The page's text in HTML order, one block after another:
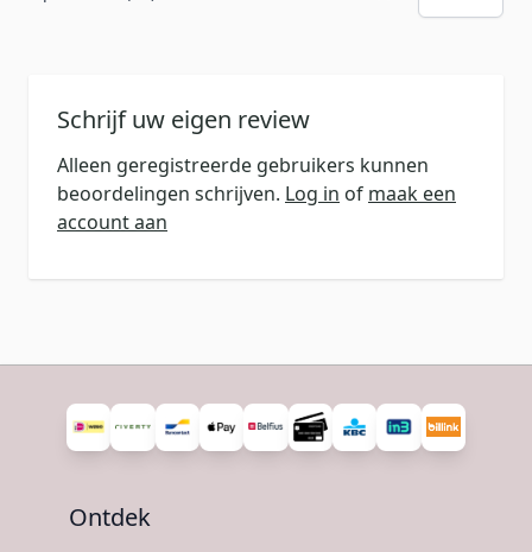
Schrijf uw eigen review
Alleen geregistreerde gebruikers kunnen
beoordelingen schrijven. Log in of maak een
account aan
Ontdek